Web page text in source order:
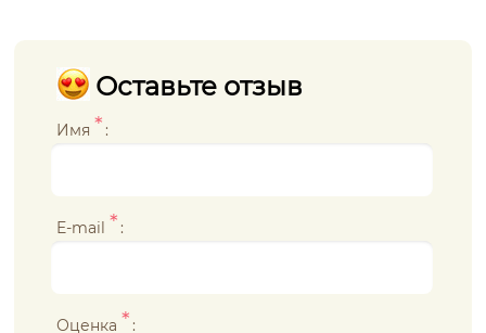
Оставьте отзыв
Имя * :
E-mail * :
Оценка * :